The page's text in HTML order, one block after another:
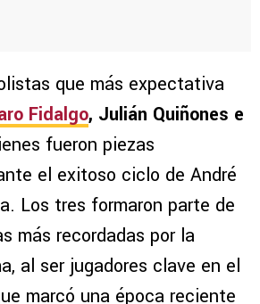
que más expectativa
Fidalgo, Julián Quiñones e
fueron piezas
el exitoso ciclo de André
Los tres formaron parte de
más recordadas por la
al ser jugadores clave en el
marcó una época reciente